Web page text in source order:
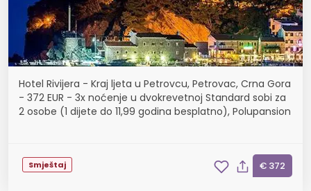
Hotel Rivijera - Kraj ljeta u Petrovcu, Petrovac, Crna Gora
- 372 EUR - 3x noćenje u dvokrevetnoj Standard sobi za
2 osobe (1 dijete do 11,99 godina besplatno), Polupansion
Smještaj € 372